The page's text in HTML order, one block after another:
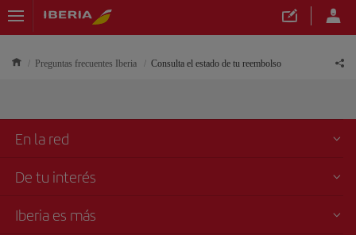
Preguntas frecuentes Iberia Consulta el estado de tu reembolso
En la red
De tu interés
Iberia es más